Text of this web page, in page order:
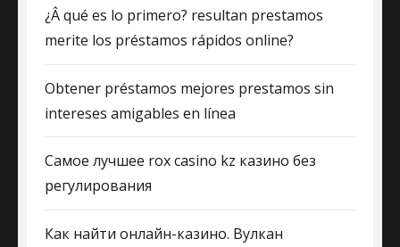
¿Â qué es lo primero? resultan prestamos
merite los préstamos rápidos online?
Obtener préstamos mejores prestamos sin
intereses amigables en línea
Самое лучшее rox casino kz казино без
регулирования
Как найти онлайн-казино. Вулкан